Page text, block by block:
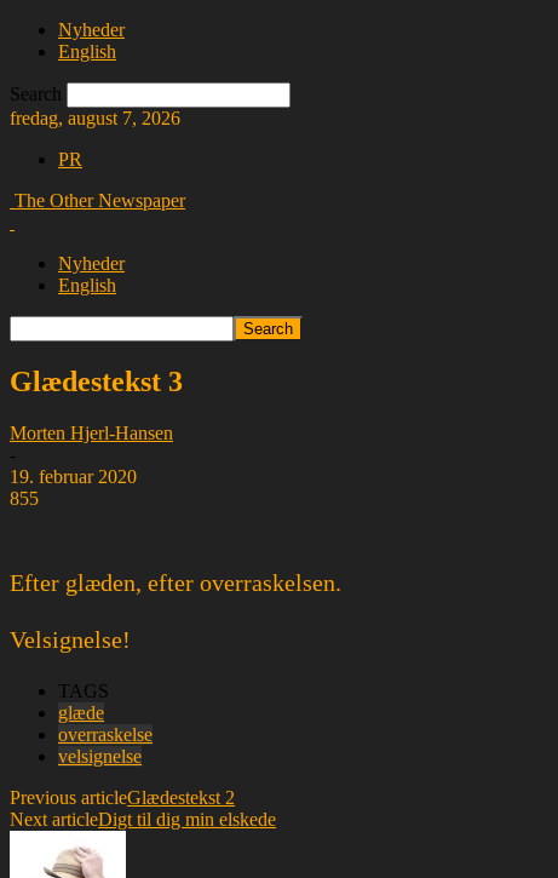
Nyheder
English
Search
fredag, august 7, 2026
PR
The Other Newspaper
Nyheder
English
Glædestekst 3
Morten Hjerl-Hansen
-
19. februar 2020
855
Efter glæden, efter overraskelsen.
Velsignelse!
TAGS
glæde
overraskelse
velsignelse
Previous articleGlædestekst 2
Next articleDigt til dig min elskede